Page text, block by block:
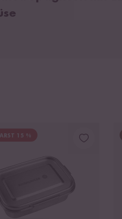
15 %